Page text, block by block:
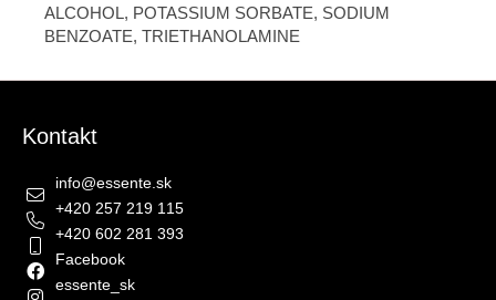
ALCOHOL, POTASSIUM SORBATE, SODIUM
BENZOATE, TRIETHANOLAMINE
Kontakt
info@essente.sk
+420 257 219 115
+420 602 281 393
Facebook
essente_sk